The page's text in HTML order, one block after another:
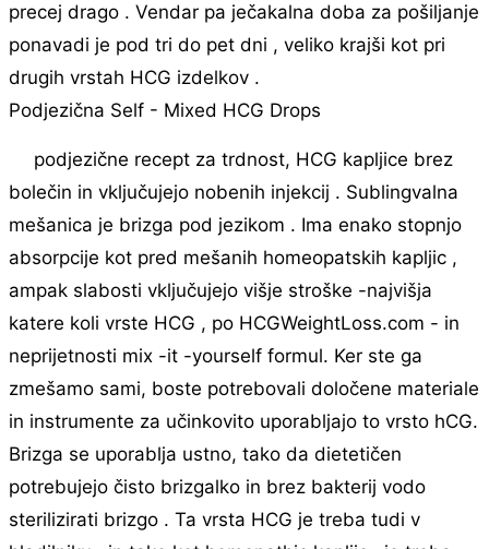
precej drago . Vendar pa ječakalna doba za pošiljanje
ponavadi je pod tri do pet dni , veliko krajši kot pri
drugih vrstah HCG izdelkov .
Podjezična Self - Mixed HCG Drops
podjezične recept za trdnost, HCG kapljice brez
bolečin in vključujejo nobenih injekcij . Sublingvalna
mešanica je brizga pod jezikom . Ima enako stopnjo
absorpcije kot pred mešanih homeopatskih kapljic ,
ampak slabosti vključujejo višje stroške -najvišja
katere koli vrste HCG , po HCGWeightLoss.com - in
neprijetnosti mix -it -yourself formul. Ker ste ga
zmešamo sami, boste potrebovali določene materiale
in instrumente za učinkovito uporabljajo to vrsto hCG.
Brizga se uporablja ustno, tako da dietetičen
potrebujejo čisto brizgalko in brez bakterij vodo
sterilizirati brizgo . Ta vrsta HCG je treba tudi v